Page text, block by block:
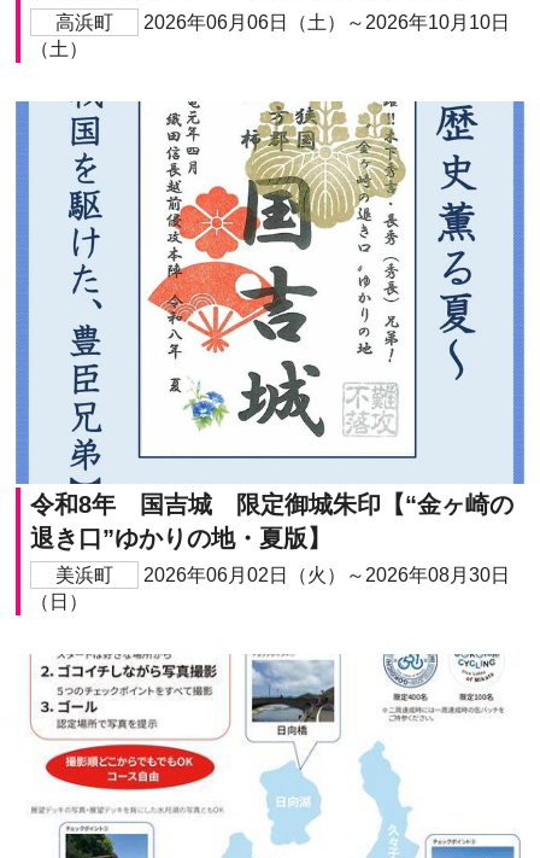
高浜町
2026年06月06日（土）～2026年10月10日
（土）
令和8年 国吉城 限定御城朱印【“金ヶ崎の
退き口”ゆかりの地・夏版】
美浜町
2026年06月02日（火）～2026年08月30日
（日）